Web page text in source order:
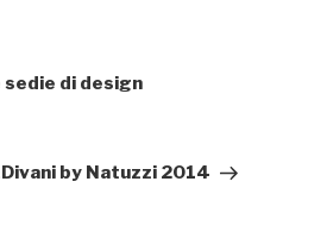
sedie di design
by Natuzzi 2014